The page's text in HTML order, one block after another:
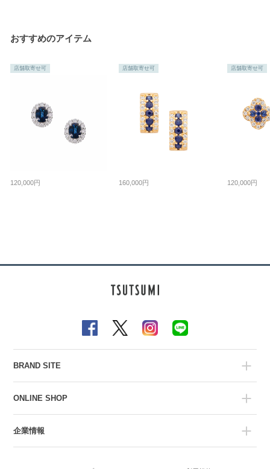
おすすめのアイテム
店舗取寄せ可
120,000円
店舗取寄せ可
160,000円
店舗取寄せ可
120,000円
BRAND SITE
ONLINE SHOP
企業情報